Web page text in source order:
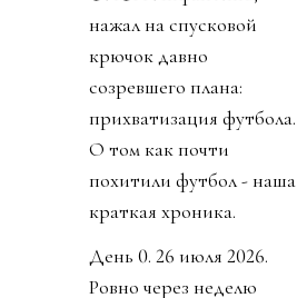
нажал на спусковой
крючок давно
созревшего плана:
прихватизация футбола.
О том как почти
похитили футбол - наша
краткая хроника.
День 0. 26 июля 2026.
Ровно через неделю